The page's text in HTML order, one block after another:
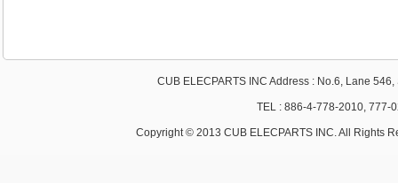
CUB ELECPARTS INC Address : No.6, Lane
TEL : 886-4-778-2010,
Copyright © 2013 CUB ELECPARTS INC. All Rights